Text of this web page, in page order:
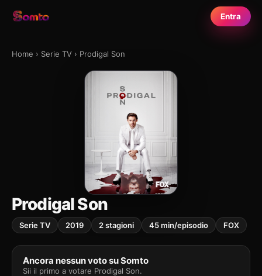
Entra
Home › Serie TV › Prodigal Son
Prodigal Son
Serie TV 2019 2 stagioni 45 min/episodio FOX
Ancora nessun voto su Somto
Sii il primo a votare Prodigal Son.